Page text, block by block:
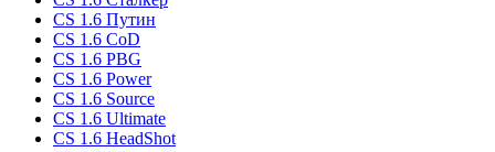
CS 1.6 Путин
CS 1.6 CoD
CS 1.6 PBG
CS 1.6 Power
CS 1.6 Source
CS 1.6 Ultimate
CS 1.6 HeadShot